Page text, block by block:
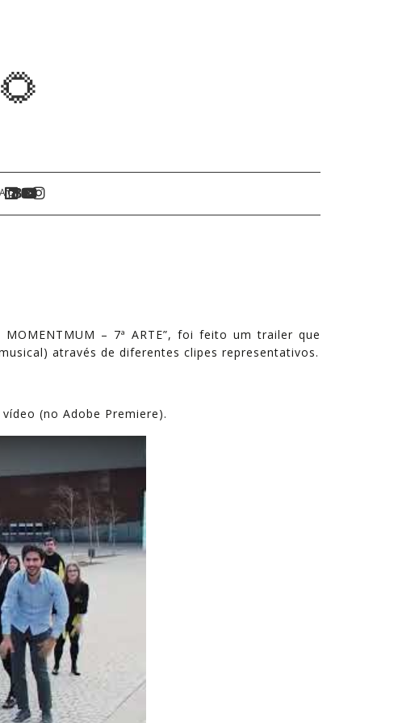
– 7ª ARTE”, foi feito um trailer que
através de diferentes clipes representativos.
(no Adobe Premiere).